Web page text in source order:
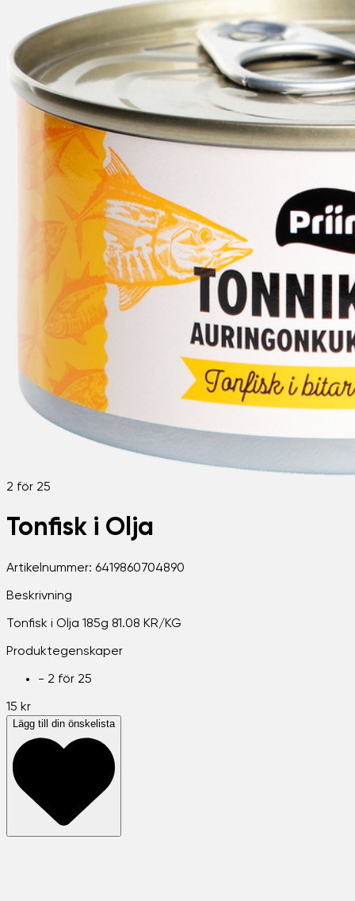
2 för 25
Tonfisk i Olja
Artikelnummer: 6419860704890
Beskrivning
Tonfisk i Olja 185g 81.08 KR/KG
Produktegenskaper
- 2 för 25
15 kr
Lägg till din önskelista